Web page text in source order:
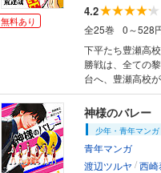
無料あり
4.2
全25巻
0～528
下平たち豊瀬高
勝戦は、全ての
台へ、豊瀬高校
神様のバレー
少年・青年マンガ
青年マンガ
渡辺ツルヤ /西崎